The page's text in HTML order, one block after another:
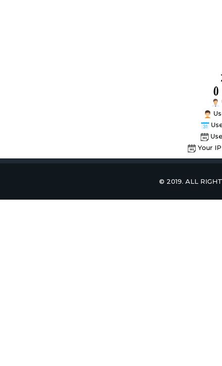
Your IP
© 2019. ALL